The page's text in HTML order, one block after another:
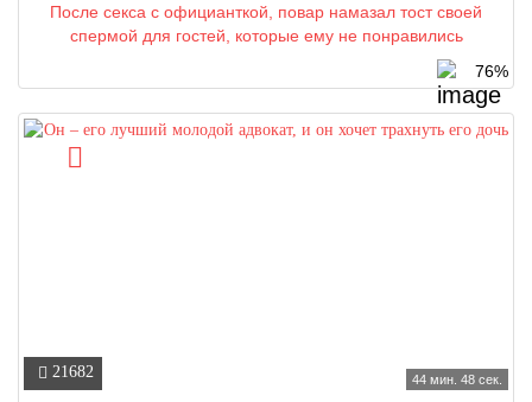
После секса с официанткой, повар намазал тост своей
спермой для гостей, которые ему не понравились
76%
44 мин. 48 сек.
21682